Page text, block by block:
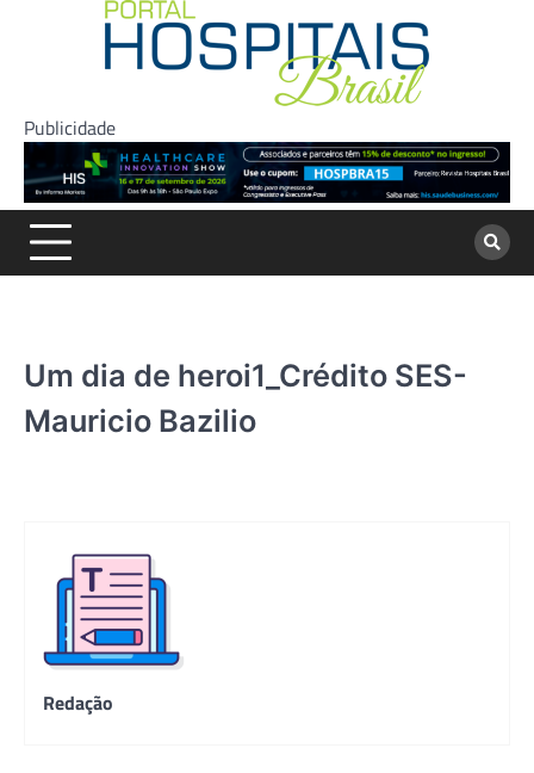
Publicidade
Um dia de heroi1_Crédito SES-
Mauricio Bazilio
Redação